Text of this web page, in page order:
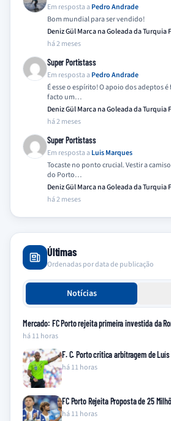
Em resposta a Pedro Andrade
Bom mundial para ser vendido!
Deniz Gül Marca na Goleada da
há 2 meses
Super Portistass
Em resposta a Pedro Andrade
É esse o espírito! O apoio dos adeptos
facto um…
Deniz Gül Marca na Goleada da
há 2 meses
Super Portistass
Em resposta a Luis Marques
Tocaste no ponto crucial. Vestir a
do Porto…
Deniz Gül Marca na Goleada da
há 2 meses
Últimas
Ordenadas por data de publicação
Notícias
Mercado: FC Porto rejeita primeira investida da
há 11 horas
F. C. Porto critica arbitragem de
há 11 horas
FC Porto Rejeita Proposta de 25
há 11 horas